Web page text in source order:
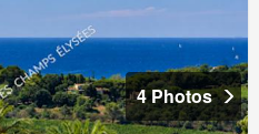
4 Photos